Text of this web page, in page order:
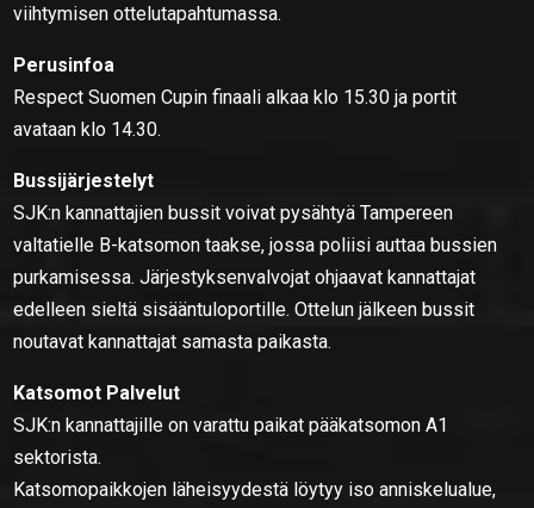
viihtymisen ottelutapahtumassa.
Perusinfoa
Respect Suomen Cupin finaali alkaa klo 15.30 ja portit
avataan klo 14.30.
Bussijärjestelyt
SJK:n kannattajien bussit voivat pysähtyä Tampereen
valtatielle B-katsomon taakse, jossa poliisi auttaa bussien
purkamisessa. Järjestyksenvalvojat ohjaavat kannattajat
edelleen sieltä sisääntuloportille. Ottelun jälkeen bussit
noutavat kannattajat samasta paikasta.
Katsomot Palvelut
SJK:n kannattajille on varattu paikat pääkatsomon A1
sektorista.
Katsomopaikkojen läheisyydestä löytyy iso anniskelualue,